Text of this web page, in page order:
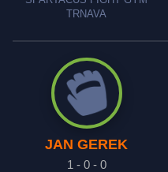
TRNAVA
JAN GEREK
1 - 0 - 0